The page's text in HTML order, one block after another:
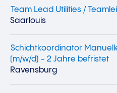
Team Lead Utilities /
Saarlouis
Schichtkoordinator
(m/w/d) - 2 Jahre befristet
Ravensburg